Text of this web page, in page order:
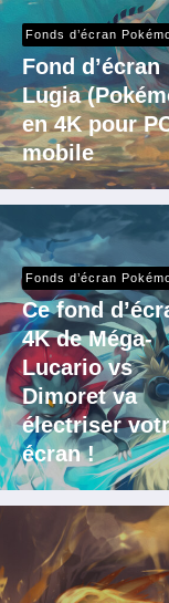
Fonds d’écran
Fond d’écran
Lugia
en 4K pour
mobile
Fonds d’écran
Ce fond
4K de Méga-
Lucario vs
Dimoret va
électriser
écran !